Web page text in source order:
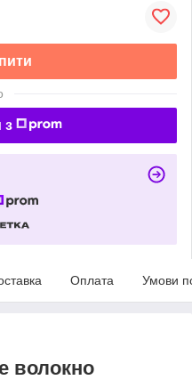
з
Оплата Умови
волокно